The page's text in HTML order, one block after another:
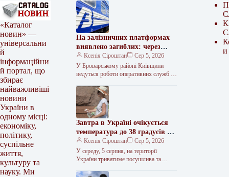
«Каталог
новин» —
універсальни
й
інформаційни
й портал, що
збирає
найважливіші
новини
України в
одному місці:
економіку,
політику,
суспільне
життя,
культуру та
науку. Ми
На залізничних платформах
виявлено загиблих: через
наслідки російських атак на
Київщині спостерігаються
затримки поїздів
Ксенія Сіроштан
Сер 5, 2026
У Броварському районі Київщини
ведуться роботи оперативних служб та
нападу російських сил на логістичну
інфраструктуру. За
Завтра в Україні очікується
температура до 38 градусів за
Цельсієм, без дощу.
Ксенія Сіроштан
Сер 5, 2026
У середу, 5 серпня, на території
України триватиме посушлива та
регіонів денна температура повітря
и